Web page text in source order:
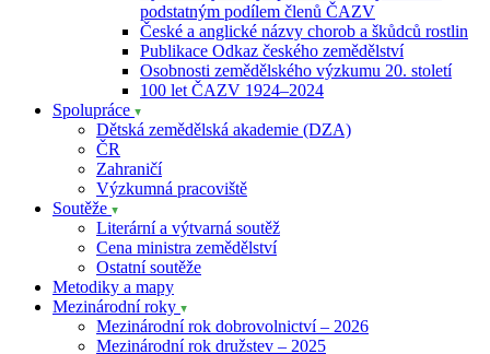
podstatným podílem členů ČAZV
České a anglické názvy chorob a škůdců rostlin
Publikace Odkaz českého zemědělství
Osobnosti zemědělského výzkumu 20. století
100 let ČAZV 1924–2024
Spolupráce
Dětská zemědělská akademie (DZA)
ČR
Zahraničí
Výzkumná pracoviště
Soutěže
Literární a výtvarná soutěž
Cena ministra zemědělství
Ostatní soutěže
Metodiky a mapy
Mezinárodní roky
Mezinárodní rok dobrovolnictví – 2026
Mezinárodní rok družstev – 2025